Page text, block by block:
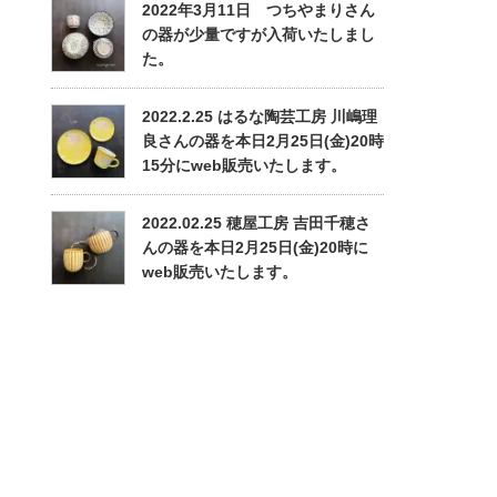
2022年3月11日 つちやまりさん
の器が少量ですが入荷いたしまし
た。
2022.2.25 はるな陶芸工房 川嶋理
良さんの器を本日2月25日(金)20時
15分にweb販売いたします。
2022.02.25 穂屋工房 吉田千穂さ
んの器を本日2月25日(金)20時に
web販売いたします。